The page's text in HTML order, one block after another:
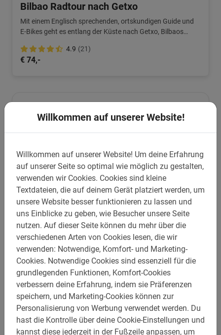
Willkommen auf unserer Website!
Willkommen auf unserer Website! Um deine Erfahrung
auf unserer Seite so optimal wie möglich zu gestalten,
verwenden wir Cookies. Cookies sind kleine
Textdateien, die auf deinem Gerät platziert werden, um
unsere Website besser funktionieren zu lassen und
uns Einblicke zu geben, wie Besucher unsere Seite
nutzen. Auf dieser Seite können du mehr über die
verschiedenen Arten von Cookies lesen, die wir
verwenden: Notwendige, Komfort- und Marketing-
Cookies. Notwendige Cookies sind essenziell für die
grundlegenden Funktionen, Komfort-Cookies
verbessern deine Erfahrung, indem sie Präferenzen
speichern, und Marketing-Cookies können zur
Personalisierung von Werbung verwendet werden. Du
hast die Kontrolle über deine Cookie-Einstellungen und
kannst diese jederzeit in der Fußzeile anpassen, um
Bilbao Radtour nach Getxo
Mit einem Englisch sprechenden, ortskundigen Guide und
E-Bikes geht es entlang der Küste nach Getxo, Bilbaos
einer Schwebefähre!
4.9 (21)
€ 74,-
Sehr gut 5.0
Bilbao Highlights Fahrradtour
Ich hatte eine wundervolle Radtour durch
das schöne Bilbao. Nicolien van den Berg
ist eine großartige Reiseleiterin. Sie hat
viele interessante Dinge erzählt und ist
auf die Wünsche und Interessen aller
Teilnehmer eingegangen. Absolut
empfehlenswert!
Jolanda van Helden
5. August 2026
FahrradtourBilbao